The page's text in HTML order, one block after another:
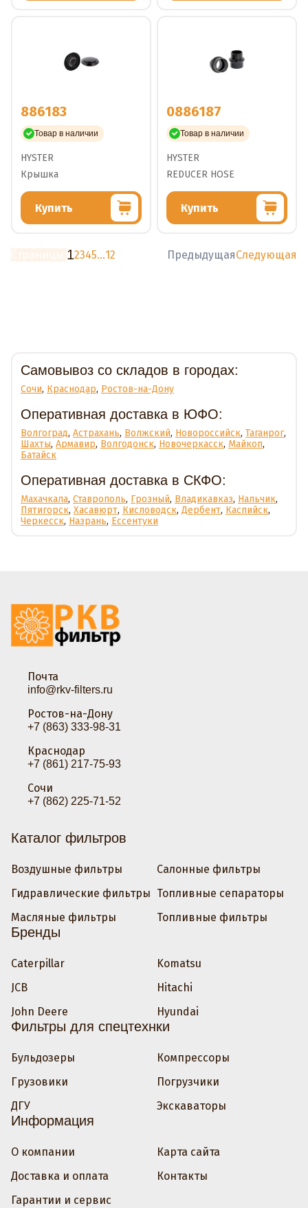
886183
Товар в наличии
HYSTER
Крышка
Купить
0886187
Товар в наличии
HYSTER
REDUCER HOSE
Купить
12345...12 ПредыдущаяСледующая
Самовывоз со складов в городах:
Сочи, Краснодар, Ростов-на-Дону
Оперативная доставка в ЮФО:
Волгоград, Астрахань, Волжский, Новороссийск, Таганрог,
Шахты, Армавир, Волгодонск, Новочеркасск, Майкоп,
Батайск
Оперативная доставка в СКФО:
Махачкала, Ставрополь, Грозный, Владикавказ, Нальчик,
Пятигорск, Хасавюрт, Кисловодск, Дербент, Каспийск,
Черкесск, Назрань, Ессентуки
Почта
info@rkv-filters.ru
Ростов-на-Дону
+7 (863) 333-98-31
Краснодар
+7 (861) 217-75-93
Сочи
+7 (862) 225-71-52
Каталог фильтров
Воздушные фильтры
Гидравлические фильтры
Масляные фильтры
Салонные фильтры
Топливные сепараторы
Топливные фильтры
Бренды
Caterpillar
JCB
John Deere
Komatsu
Hitachi
Hyundai
Фильтры для спецтехнки
Бульдозеры
Грузовики
ДГУ
Компрессоры
Погрузчики
Экскаваторы
Информация
О компании
Доставка и оплата
Гарантии и сервис
Карта сайта
Контакты